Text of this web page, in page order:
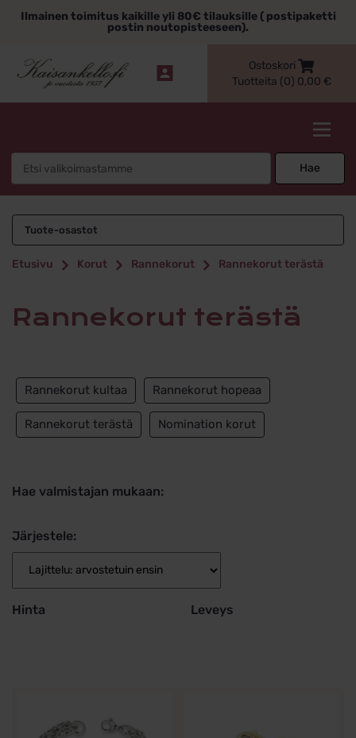
sisältöönIlmainen toimitus kaikille yli 80€ tilauksille ( postipaketti
postin noutopisteeseen).
Ostoskori
Tuotteita (0) 0,00 €
Hae
Rannekorut terästä
Tuote-osastot
Etusivu Korut Rannekorut Rannekorut terästä
Rannekorut terästä
Rannekorut kultaa Rannekorut hopeaa
Rannekorut terästä Nomination korut
Hae valmistajan mukaan:
Järjestele:
Hinta Leveys